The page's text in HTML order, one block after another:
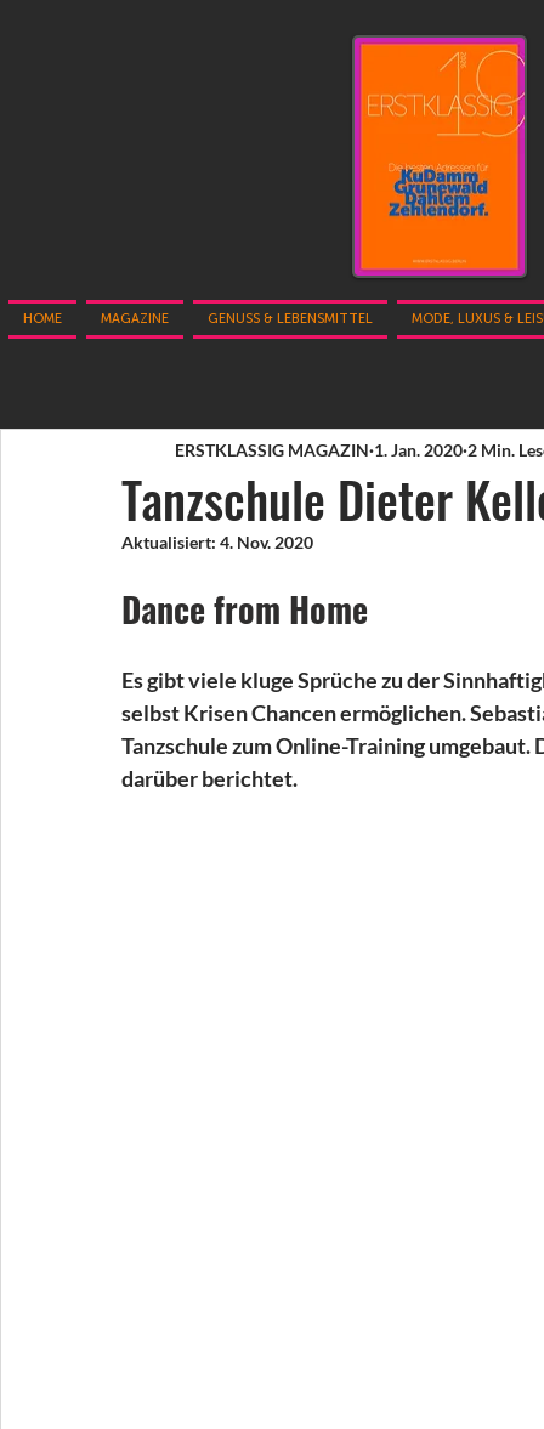
HOME MAGAZINE GENUSS & LEBENSMITTEL MODE, LUXUS &
Tanzschule Dieter
ERSTKLASSIG MAGAZIN 1. Jan. 2020 2 Min.
Aktualisiert: 4. Nov. 2020
Dance from Home
Es gibt viele kluge Sprüche zu der
selbst Krisen Chancen ermöglichen.
Tanzschule zum Online-Training
darüber berichtet.